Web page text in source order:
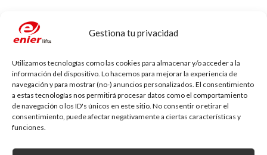
Gestiona tu privacidad
Utilizamos tecnologías como las cookies para almacenar y/o acceder a la
información del dispositivo. Lo hacemos para mejorar la experiencia de
navegación y para mostrar (no-) anuncios personalizados. El consentimiento
a estas tecnologías nos permitirá procesar datos como el comportamiento
de navegación o los ID's únicos en este sitio. No consentir o retirar el
consentimiento, puede afectar negativamente a ciertas características y
funciones.
Blog de accesibilidad